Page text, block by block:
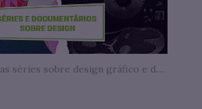
Atualmente várias séries sobre design gráfico e de animação estão disponíveis para o público.